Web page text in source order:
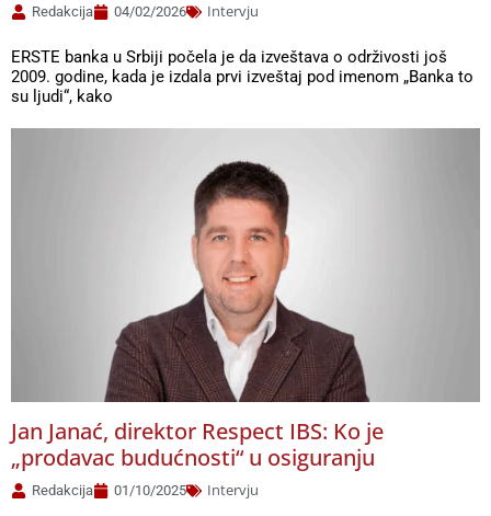
Redakcija 04/02/2026 Intervju
ERSTE banka u Srbiji počela je da izveštava o održivosti još
2009. godine, kada je izdala prvi izveštaj pod imenom „Banka to
su ljudi“, kako
Jan Janać, direktor Respect IBS: Ko je
„prodavac budućnosti“ u osiguranju
Redakcija 01/10/2025 Intervju